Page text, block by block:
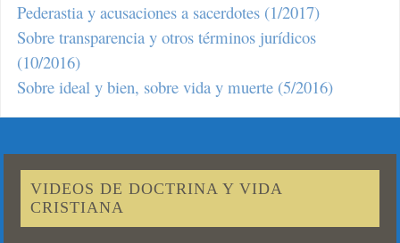
Pederastia y acusaciones a sacerdotes (1/2017)
Sobre transparencia y otros términos jurídicos
(10/2016)
Sobre ideal y bien, sobre vida y muerte (5/2016)
VIDEOS DE DOCTRINA Y VIDA
CRISTIANA